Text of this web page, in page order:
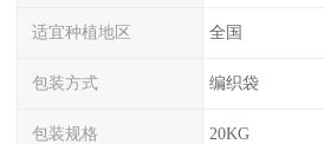
适宜种植地区 全国
包装方式 编织袋
包装规格 20KG